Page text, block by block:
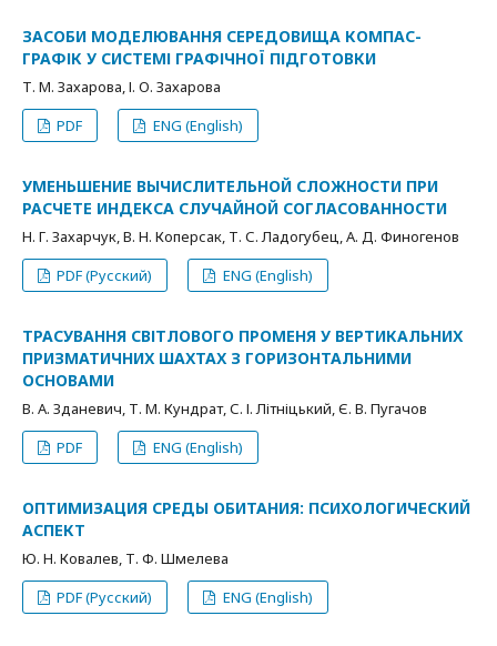
ЗАСОБИ МОДЕЛЮВАННЯ СЕРЕДОВИЩА КОМПАС-
ГРАФІК У СИСТЕМІ ГРАФІЧНОЇ ПІДГОТОВКИ
Т. М. Захарова, І. О. Захарова
PDF
ENG (English)
УМЕНЬШЕНИЕ ВЫЧИСЛИТЕЛЬНОЙ СЛОЖНОСТИ ПРИ
РАСЧЕТЕ ИНДЕКСА СЛУЧАЙНОЙ СОГЛАСОВАННОСТИ
Н. Г. Захарчук, В. Н. Коперсак, Т. С. Ладогубец, А. Д. Финогенов
PDF (Русский)
ENG (English)
ТРАСУВАННЯ СВІТЛОВОГО ПРОМЕНЯ У ВЕРТИКАЛЬНИХ
ПРИЗМАТИЧНИХ ШАХТАХ З ГОРИЗОНТАЛЬНИМИ
ОСНОВАМИ
В. А. Зданевич, Т. М. Кундрат, С. І. Літніцький, Є. В. Пугачов
PDF
ENG (English)
ОПТИМИЗАЦИЯ СРЕДЫ ОБИТАНИЯ: ПСИХОЛОГИЧЕСКИЙ
АСПЕКТ
Ю. Н. Ковалев, Т. Ф. Шмелева
PDF (Русский)
ENG (English)